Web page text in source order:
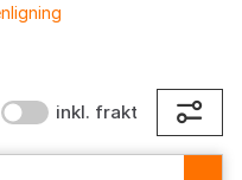
inkl. frakt